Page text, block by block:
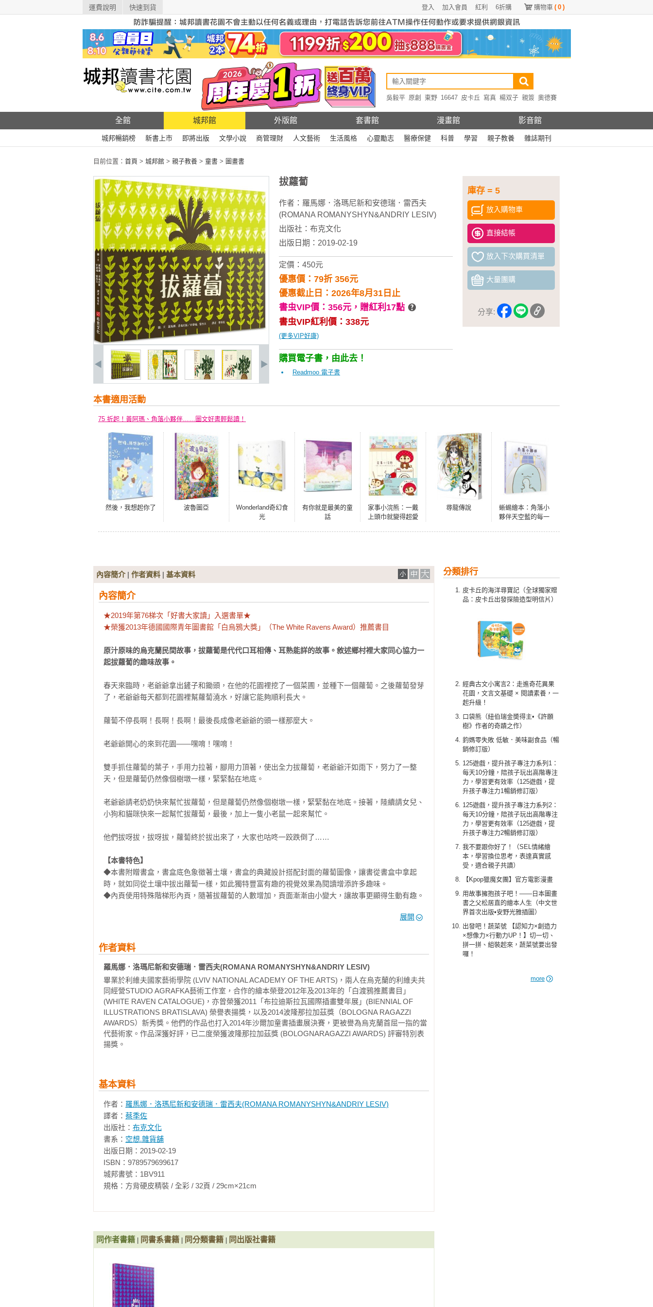
運費說明 快速到貨 購物車 ( 0 )
6折購
紅利
加入會員
登入
吳毅平 原創 東野 16647 皮卡丘 寫真 楊双子 親簽 奧德賽
全館 城邦館 外版館 套書館 漫畫館 影音館
城邦暢銷榜 新書上市 即將出版 文學小說 商管理財 人文藝術 生活風格 心靈勵志 醫療保健 科普 學習 親子教養 雜誌期刊
目前位置： 首頁 > 城邦館 > 親子教養 > 童書 > 圖畫書
庫存 = 5
放入購物車
直接結帳
放入下次購買清單
大量團購
分享:
拔蘿蔔
作者： 羅馬娜．洛瑪尼新和安德瑞．雷西夫
(ROMANA ROMANYSHYN&ANDRIY LESIV)
出版社： 布克文化
出版日期：2019-02-19
定價：450元
優惠價：79折 356元
優惠截止日：2026年8月31日止
書虫VIP價：356元， 贈紅利17點
書虫VIP紅利價：338元
(更多VIP好康)
購買電子書，由此去！
Readmoo 電子書
本書適用活動
75 折起！黃阿瑪、角落小夥伴……圖文好書輕鬆讀！
然後，我想起你了 波魯圖亞
Wonderland奇幻食
光
有你就是最美的童
話
家事小浣熊：一戴
上頭巾就變得超愛
尋龍傳說
蜥蜴繪本：角落小
夥伴天空藍的每一
分類排行
皮卡丘的海洋尋寶記（全球獨家贈
品：皮卡丘出發探險造型明信片）
經典古文小寓言2：走進奇花異果
花園，文言文基礎 × 閱讀素養，一
起升級！
口袋熊（紐伯瑞金奬得主•《許願
樹》作者的奇蹟之作）
鈞媽零失敗 低敏．美味副食品（暢
銷修訂版）
125遊戲，提升孩子專注力系列1：
每天10分鐘，陪孩子玩出高階專注
力，學習更有效率（125遊戲，提
升孩子專注力1暢銷修訂版）
125遊戲，提升孩子專注力系列2：
每天10分鐘，陪孩子玩出高階專注
力，學習更有效率（125遊戲，提
升孩子專注力2暢銷修訂版）
我不要跟你好了！（SEL情緒繪
本，學習換位思考，表達真實感
受，適合親子共讀）
【Kpop獵魔女團】官方電影漫畫
用故事擁抱孩子吧！——日本圖畫
書之父松居直的繪本人生（中文世
界首次出版•安野光雅插圖）
出發吧！蔬菜號 【認知力×創造力
×想像力×行動力UP！】切一切、
拼一拼、組裝起來，蔬菜號要出發
囉！
more
內容簡介| 作者資料 | 基本資料
內容簡介
★2019年第76梯次「好書大家讀」入選書單★
★榮獲2013年德國國際青年圖書館「白烏鴉大獎」（The White Ravens Award）推薦書目
原汁原味的烏克蘭民間故事，拔蘿蔔是代代口耳相傳、耳熟能詳的故事。敘述鄉村裡大家同心協力一
起拔蘿蔔的趣味故事。
春天來臨時，老爺爺拿出鏟子和鋤頭，在他的花園裡挖了一個菜圃，並種下一個蘿蔔。之後蘿蔔發芽
了，老爺爺每天都到花園裡幫蘿蔔澆水，好讓它能夠順利長大。
蘿蔔不停長啊！長啊！長啊！最後長成像老爺爺的頭一樣那麼大。
老爺爺開心的來到花園——嘿唷！嘿唷！
雙手抓住蘿蔔的葉子，手用力拉著，腳用力頂著，使出全力拔蘿蔔，老爺爺汗如雨下，努力了一整
天，但是蘿蔔仍然像個樹墩一樣，緊緊黏在地底。
老爺爺請老奶奶快來幫忙拔蘿蔔，但是蘿蔔仍然像個樹墩一樣，緊緊黏在地底。接著，陸續請女兒、
小狗和貓咪快來一起幫忙拔蘿蔔，最後，加上一隻小老鼠一起來幫忙。
他們拔呀拔，拔呀拔，蘿蔔終於拔出來了，大家也咕咚一跤跌倒了……
【本書特色】
◆本書附贈書盒，書盒底色象徵著土壤，書盒的典藏設計搭配封面的蘿蔔圖像，讓書從書盒中拿起
時，就如同從土壤中拔出蘿蔔一樣，如此獨特豐富有趣的視覺效果為閱讀增添許多趣味。
◆內頁使用特殊階梯形內頁，隨著拔蘿蔔的人數增加，頁面漸漸由小變大，讓故事更顯得生動有趣。
◆作者運用巧妙的插圖設計重新詮釋了傳統故事，將耳熟能詳的民間故事設計為文化藝術品，打造出
令人驚豔的繪本圖像。
◆本書作者二度榮獲波隆那拉加茲獎（BolognaRagazzi Awards）評審特別表揚獎。
展開
作者資料
羅馬娜．洛瑪尼新和安德瑞．雷西夫(ROMANA ROMANYSHYN&ANDRIY LESIV)
畢業於利維夫國家藝術學院 (LVIV NATIONAL ACADEMY OF THE ARTS)，兩人在烏克蘭的利維夫共
同經營STUDIO AGRAFKA藝術工作室，合作的繪本榮登2012年及2013年的「白渡鴉推薦書目」
(WHITE RAVEN CATALOGUE)，亦曾榮獲2011「布拉迪斯拉瓦國際插畫雙年展」(BIENNIAL OF
ILLUSTRATIONS BRATISLAVA) 榮譽表揚獎，以及2014波隆那拉加茲獎（BOLOGNA RAGAZZI
AWARDS）新秀獎。他們的作品也打入2014年沙爾加童書插畫展決賽，更被譽為烏克蘭首屈一指的當
代藝術家。作品深獲好評，已二度榮獲波隆那拉加茲獎 (BOLOGNARAGAZZI AWARDS) 評審特別表
揚獎。
基本資料
作者： 羅馬娜．洛瑪尼新和安德瑞．雷西夫(ROMANA ROMANYSHYN&ANDRIY LESIV)
譯者： 蔡季佐
出版社： 布克文化
書系： 空想.雜貨舖
出版日期：2019-02-19
ISBN：9789579699617
城邦書號：1BV911
規格：方背硬皮精裝 / 全彩 / 32頁 / 29cm×21cm
同作者書籍 同書系書籍 同分類書籍 同出版社書籍